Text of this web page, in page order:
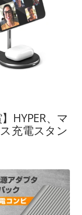
HYPER、マ
充電スタン